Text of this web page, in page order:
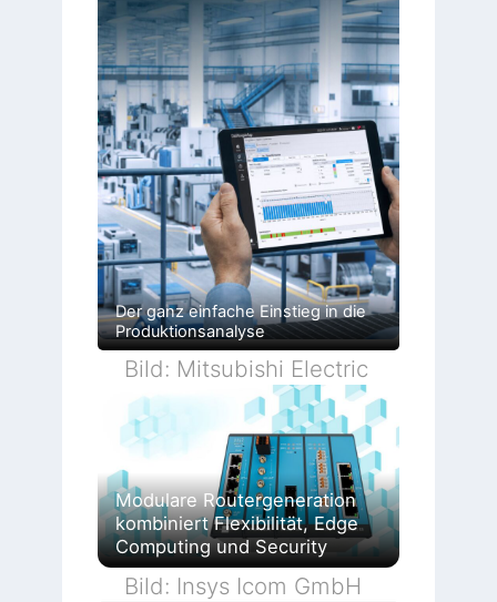
Der ganz einfache Einstieg in die
Produktionsanalyse
Bild: Mitsubishi Electric
Modulare Routergeneration
kombiniert Flexibilität, Edge
Computing und Security
Bild: Insys Icom GmbH